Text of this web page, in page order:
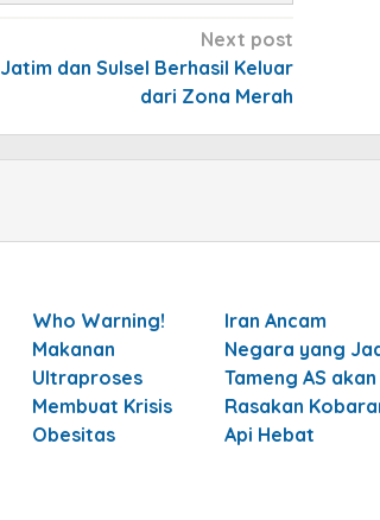
Next post
Jatim dan Sulsel Berhasil Keluar
dari Zona Merah
Who Warning!
Makanan
Ultraproses
Membuat Krisis
Obesitas
Iran Ancam
Negara yang
Tameng AS akan
Rasakan
Api Hebat